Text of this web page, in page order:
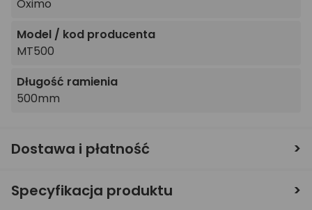
Oximo
Model / kod producenta
MT500
Długość ramienia
500mm
Dostawa i płatność
Specyfikacja produktu